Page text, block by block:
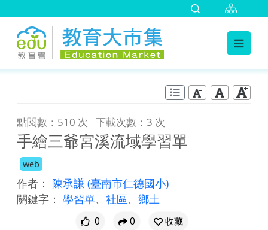
點閱數：510 次 下載次數：3 次
手繪三爺宮溪流域學習單
web
作者： 陳承謙 (臺南市仁德國小)
關鍵字： 學習單、 社區、 鄉土
0 0
收藏